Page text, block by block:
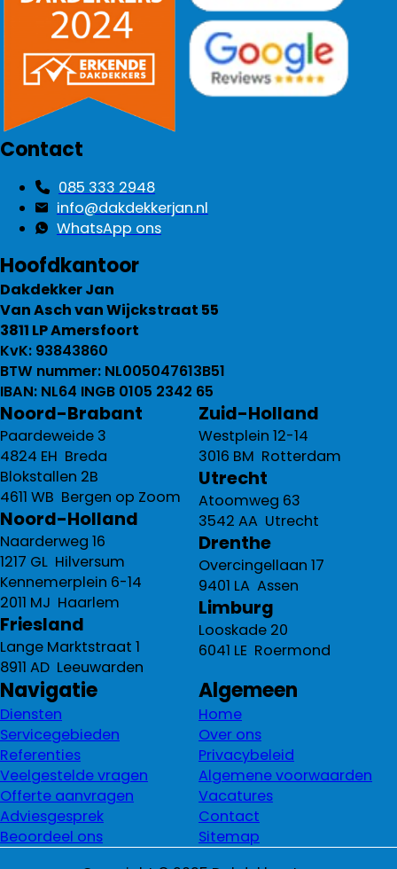
Contact
085 333 2948
info@dakdekkerjan.nl
WhatsApp ons
Hoofdkantoor
Dakdekker Jan
Van Asch van Wijckstraat 55
3811 LP Amersfoort
KvK: 93843860
BTW nummer: NL005047613B51
IBAN: NL64 INGB 0105 2342 65
Noord-Brabant
Paardeweide 3
4824 EH Breda
Blokstallen 2B
4611 WB Bergen op Zoom
Noord-Holland
Naarderweg 16
1217 GL Hilversum
Kennemerplein 6-14
2011 MJ Haarlem
Friesland
Lange Marktstraat 1
8911 AD Leeuwarden
Zuid-Holland
Westplein 12-14
3016 BM Rotterdam
Utrecht
Atoomweg 63
3542 AA Utrecht
Drenthe
Overcingellaan 17
9401 LA Assen
Limburg
Looskade 20
6041 LE Roermond
Navigatie
Diensten
Servicegebieden
Referenties
Veelgestelde vragen
Offerte aanvragen
Adviesgesprek
Beoordeel ons
Algemeen
Home
Over ons
Privacybeleid
Algemene voorwaarden
Vacatures
Contact
Sitemap